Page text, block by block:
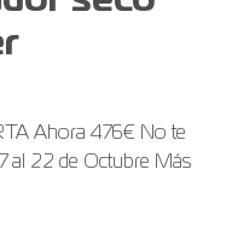
Ahora 476€ No te
al 22 de Octubre Más